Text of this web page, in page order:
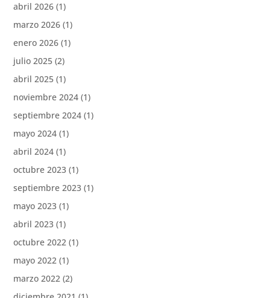
abril 2026 (1)
marzo 2026 (1)
enero 2026 (1)
julio 2025 (2)
abril 2025 (1)
noviembre 2024 (1)
septiembre 2024 (1)
mayo 2024 (1)
abril 2024 (1)
octubre 2023 (1)
septiembre 2023 (1)
mayo 2023 (1)
abril 2023 (1)
octubre 2022 (1)
mayo 2022 (1)
marzo 2022 (2)